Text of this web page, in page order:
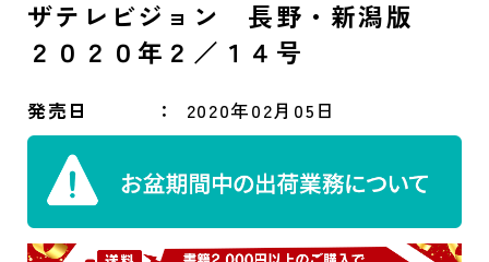
ザテレビジョン 長野・新潟版
２０２０年２／１４号
発売日 2020年02月05日